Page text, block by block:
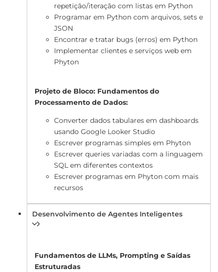
repetição/iteração com listas em Python
Programar em Python com arquivos, sets e
JSON
Encontrar e tratar bugs (erros) em Python
Implementar clientes e serviços web em
Phyton
Projeto de Bloco: Fundamentos do
Processamento de Dados:
Converter dados tabulares em dashboards
usando Google Looker Studio
Escrever programas simples em Phyton
Escrever queries variadas com a linguagem
SQL em diferentes contextos
Escrever programas em Phyton com mais
recursos
Desenvolvimento de Agentes Inteligentes
Fundamentos de LLMs, Prompting e Saídas
Estruturadas